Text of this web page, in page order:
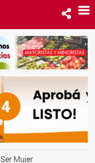
Ser Mujer